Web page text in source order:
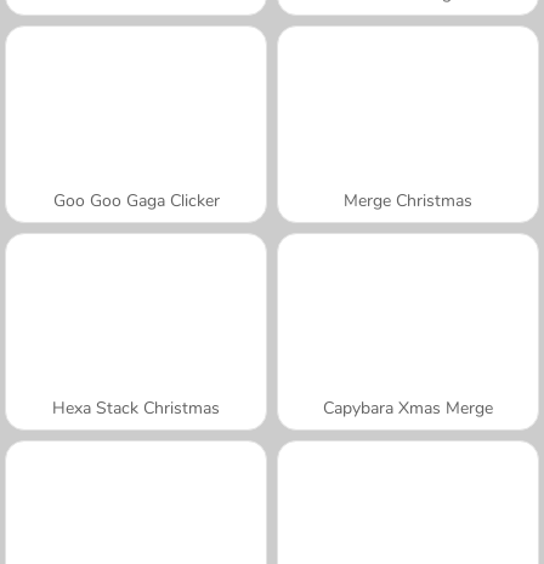
Goo Goo Gaga Clicker Merge Christmas
Hexa Stack Christmas Capybara Xmas Merge